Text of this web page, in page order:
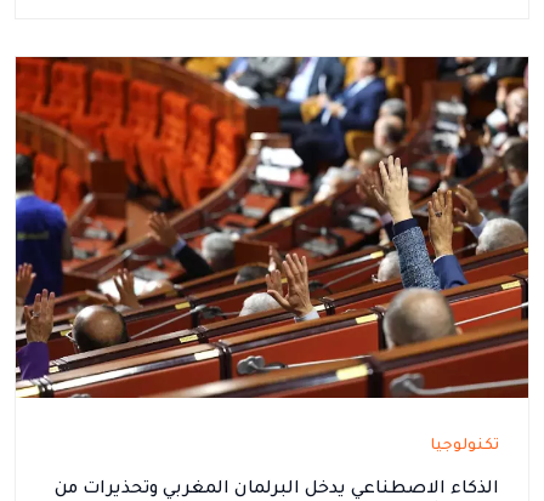
تكنولوجيا
الذكاء الاصطناعي يدخل البرلمان المغربي وتحذيرات من